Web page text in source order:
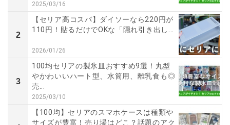
2025/03/16
2
【セリア高コスパ】ダイソーなら220円が
110円！貼るだけでOKな「隠れ引き出し...
2026/01/26
3
100均セリアの製氷皿おすすめ9選！丸型
やかわいいハート型、水筒用、離乳食も◎
売...
2025/03/10
【100均】セリアのスマホケースは種類や
サイズが豊富！売り場はどこ？話題のアク